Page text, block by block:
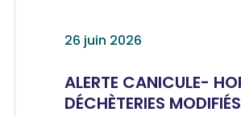
26 juin 2026
ALERTE CANICULE-
DÉCHÈTERIES MODIFIÉS